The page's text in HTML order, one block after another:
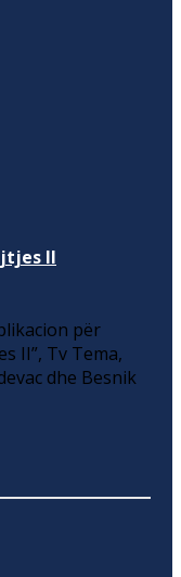
II
për
II”, Tv Tema,
dhe Besnik